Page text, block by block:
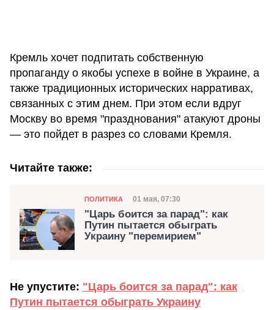
Кремль хочет подпитать собственную
пропаганду о якобы успехе в войне в Украине, а
также традиционных исторических нарративах,
связанных с этим днем. При этом если вдруг
Москву во время "празднования" атакуют дроны
— это пойдет в разрез со словами Кремля.
Читайте также:
Категория
ПОЛИТИКА Дата публикации
01 мая, 07:30
"Царь боится за парад": как
Путин пытается обыграть
Украину "перемирием"
Не упустите: "Царь боится за парад": как
Путин пытается обыграть Украину